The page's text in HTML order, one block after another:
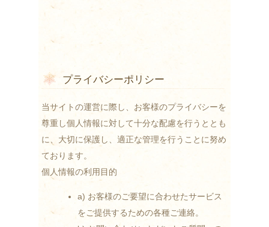
プライバシーポリシー
当サイトの運営に際し、お客様のプライバシーを
尊重し個人情報に対して十分な配慮を行うととも
に、大切に保護し、適正な管理を行うことに努め
ております。
個人情報の利用目的
a) お客様のご要望に合わせたサービス
をご提供するための各種ご連絡。